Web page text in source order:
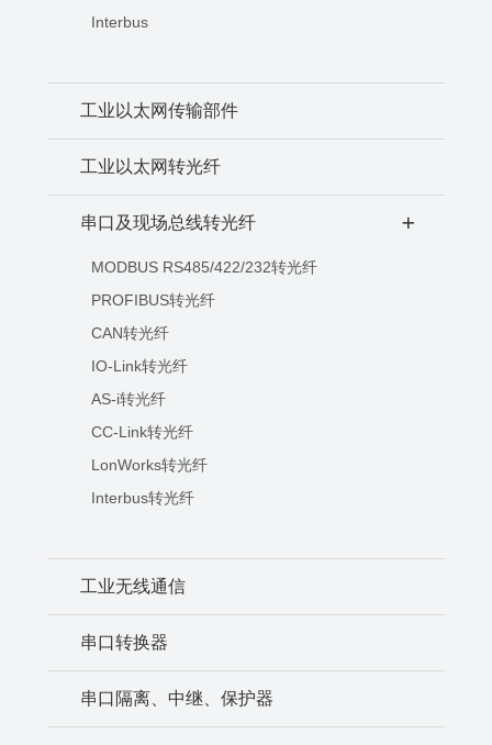
Interbus
工业以太网传输部件
工业以太网转光纤
串口及现场总线转光纤 +
MODBUS RS485/422/232转光纤
PROFIBUS转光纤
CAN转光纤
IO-Link转光纤
AS-i转光纤
CC-Link转光纤
LonWorks转光纤
Interbus转光纤
工业无线通信
串口转换器
串口隔离、中继、保护器